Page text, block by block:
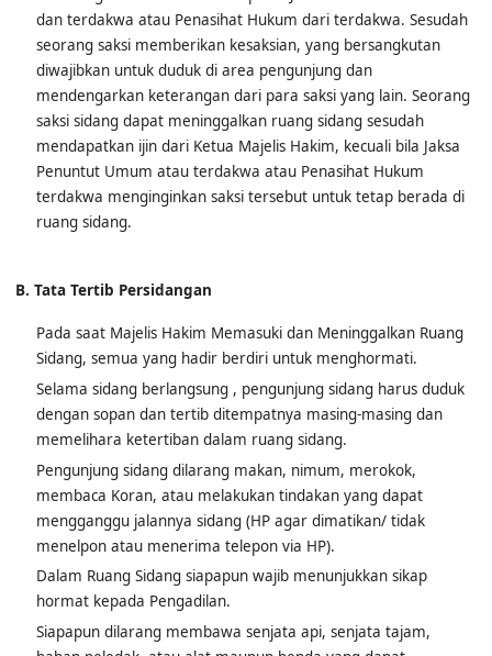
mendengarkan masukan dari pihak Jaksa Penuntut Umum
dan terdakwa atau Penasihat Hukum dari terdakwa. Sesudah
seorang saksi memberikan kesaksian, yang bersangkutan
diwajibkan untuk duduk di area pengunjung dan
mendengarkan keterangan dari para saksi yang lain. Seorang
saksi sidang dapat meninggalkan ruang sidang sesudah
mendapatkan ijin dari Ketua Majelis Hakim, kecuali bila Jaksa
Penuntut Umum atau terdakwa atau Penasihat Hukum
terdakwa menginginkan saksi tersebut untuk tetap berada di
Pada saat Majelis Hakim Memasuki dan Meninggalkan Ruang
Sidang, semua yang hadir berdiri untuk menghormati.
Selama sidang berlangsung , pengunjung sidang harus duduk
dengan sopan dan tertib ditempatnya masing-masing dan
memelihara ketertiban dalam ruang sidang.
Pengunjung sidang dilarang makan, nimum, merokok,
membaca Koran, atau melakukan tindakan yang dapat
mengganggu jalannya sidang (HP agar dimatikan/ tidak
menelpon atau menerima telepon via HP).
Dalam Ruang Sidang siapapun wajib menunjukkan sikap
hormat kepada Pengadilan.